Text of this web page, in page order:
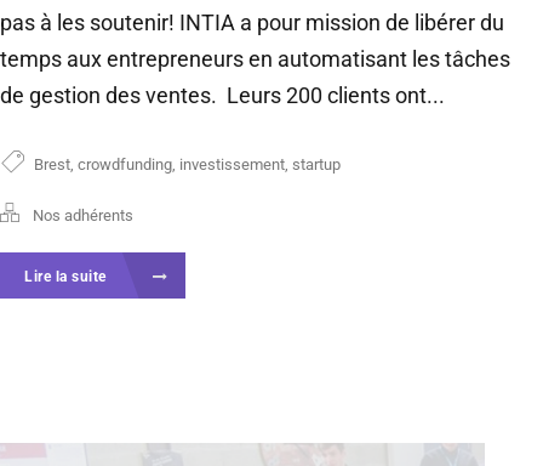
pas à les soutenir! INTIA a pour mission de libérer du
temps aux entrepreneurs en automatisant les tâches
de gestion des ventes. Leurs 200 clients ont...
Brest crowdfunding investissement startup
Nos adhérents
Lire la suite